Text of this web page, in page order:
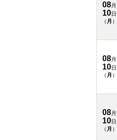
08月
10日
（ 月 ）
08月
10日
（ 月 ）
08月
10日
（ 月 ）